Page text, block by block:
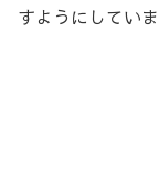
すようにしていま